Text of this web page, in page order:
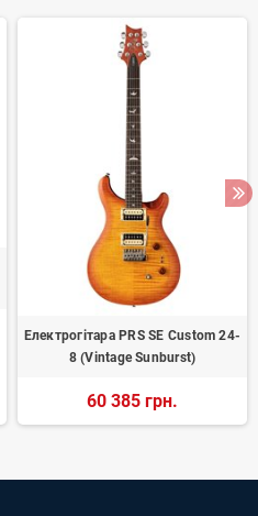
Електрогітара PRS SE Custom 24-
8 (Vintage Sunburst)
60 385 грн.